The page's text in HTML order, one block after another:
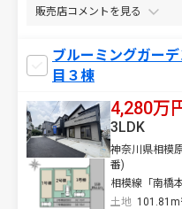
販売店コメントを
ブルーミングガー
目３棟
4,280万
神奈川県相模
番)
相模線「南橋
土地
3LDK